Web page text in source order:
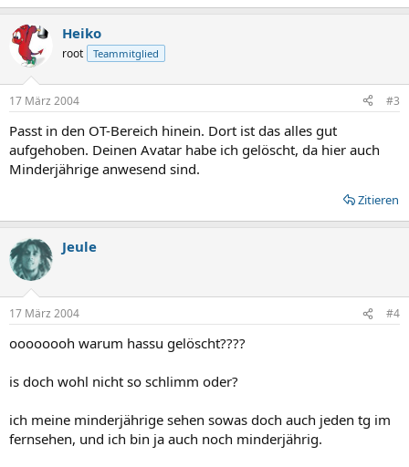
Heiko
root Teammitglied
17 März 2004 #3
Passt in den OT-Bereich hinein. Dort ist das alles gut
aufgehoben. Deinen Avatar habe ich gelöscht, da hier auch
Minderjährige anwesend sind.
Zitieren
Jeule
17 März 2004 #4
oooooooh warum hassu gelöscht????
is doch wohl nicht so schlimm oder?
ich meine minderjährige sehen sowas doch auch jeden tg im
fernsehen, und ich bin ja auch noch minderjährig.